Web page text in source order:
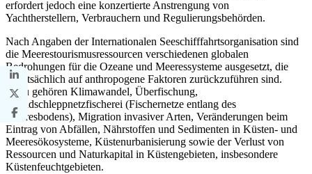
erfordert jedoch eine konzertierte Anstrengung von
Yachtherstellern, Verbrauchern und Regulierungsbehörden.
Nach Angaben der Internationalen Seeschifffahrtsorganisation sind
die Meerestourismusressourcen verschiedenen globalen
Bedrohungen für die Ozeane und Meeressysteme ausgesetzt, die
hauptsächlich auf anthropogene Faktoren zurückzuführen sind.
Dazu gehören Klimawandel, Überfischung,
Grundschleppnetzfischerei (Fischernetze entlang des
Meeresbodens), Migration invasiver Arten, Veränderungen beim
Eintrag von Abfällen, Nährstoffen und Sedimenten in Küsten- und
Meeresökosysteme, Küstenurbanisierung sowie der Verlust von
Ressourcen und Naturkapital in Küstengebieten, insbesondere
Küstenfeuchtgebieten.